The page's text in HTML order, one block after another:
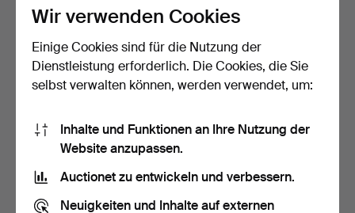
GARTENTISCH, Holz und
Metallrohr, Grythytt…
21 Gebote
169 USD
HÄNGESESSEL, "Svinga"
100 USD
Wir verwenden Cookies
Einige Cookies sind für die Nutzung der
Dienstleistung erforderlich. Die Cookies, die Sie
selbst verwalten können, werden verwendet, um:
Inhalte und Funktionen an Ihre Nutzung der
Website anzupassen.
Auctionet zu entwickeln und verbessern.
Neuigkeiten und Inhalte auf externen